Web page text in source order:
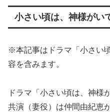
小さい頃は、神様がい
※本記事はドラマ「小さい
容を含みます。
ドラマ「小さい頃は、神様
共演（妻役）は仲間由紀恵